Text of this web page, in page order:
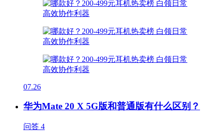
07.26
华为Mate 20 X 5G版和普通版有什么区别？
问答 4